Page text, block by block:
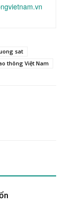
sat
thông Việt Nam